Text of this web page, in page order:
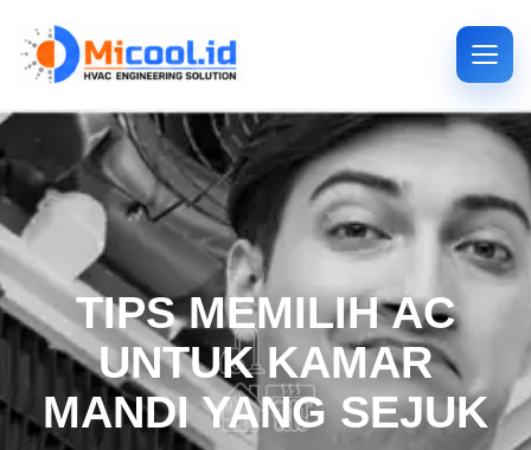
TIPS MEMILIH AC
UNTUK KAMAR
MANDI YANG SEJUK